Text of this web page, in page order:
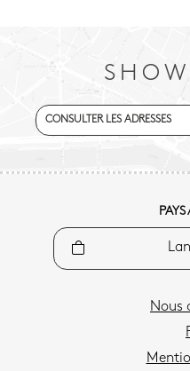
CONSULTER LES ADRESSES
Nous